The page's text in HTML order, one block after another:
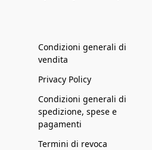
Condizioni generali di
vendita
Privacy Policy
Condizioni generali di
spedizione, spese e
pagamenti
Termini di revoca